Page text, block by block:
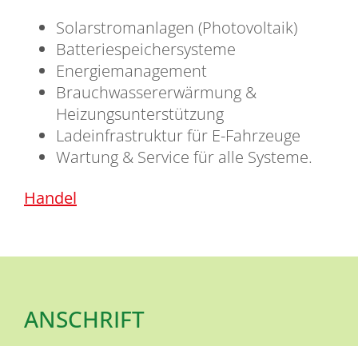
Solarstromanlagen (Photovoltaik)
Batteriespeichersysteme
Energiemanagement
Brauchwassererwärmung &
Heizungsunterstützung
Ladeinfrastruktur für E-Fahrzeuge
Wartung & Service für alle Systeme.
Handel
ANSCHRIFT